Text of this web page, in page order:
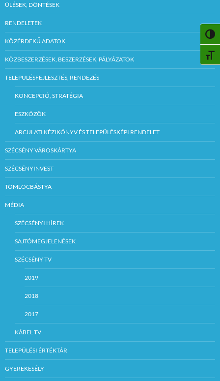
ÜLÉSEK, DÖNTÉSEK
RENDELETEK
KÖZÉRDEKŰ ADATOK
KÖZBESZERZÉSEK, BESZERZÉSEK, PÁLYÁZATOK
TELEPÜLÉSFEJLESZTÉS, RENDEZÉS
KONCEPCIÓ, STRATÉGIA
ESZKÖZÖK
ARCULATI KÉZIKÖNYV ÉS TELEPÜLÉSKÉPI RENDELET
SZÉCSÉNY VÁROSKÁRTYA
SZÉCSÉNYINVEST
TÖMLÖCBÁSTYA
MÉDIA
SZÉCSÉNYI HÍREK
SAJTÓMEGJELENÉSEK
SZÉCSÉNY TV
2019
2018
2017
KÁBEL TV
TELEPÜLÉSI ÉRTÉKTÁR
GYEREKESÉLY